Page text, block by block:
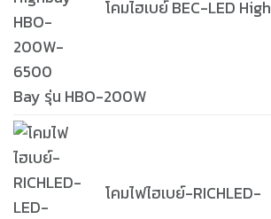
โคมไฮเบย์ BEC-LED High
Bay รุ่น HBO-200W
โคมไฟไฮเบย์-RICHLED-